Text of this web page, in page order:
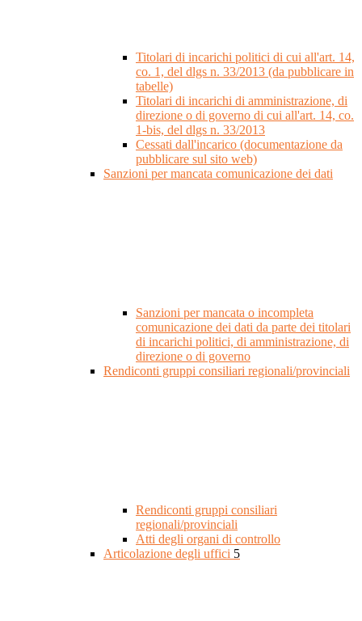
Titolari di incarichi politici di cui all'art. 14,
co. 1, del dlgs n. 33/2013 (da pubblicare in
tabelle)
Titolari di incarichi di amministrazione, di
direzione o di governo di cui all'art. 14, co.
1-bis, del dlgs n. 33/2013
Cessati dall'incarico (documentazione da
pubblicare sul sito web)
Sanzioni per mancata comunicazione dei dati
Sanzioni per mancata o incompleta
comunicazione dei dati da parte dei titolari
di incarichi politici, di amministrazione, di
direzione o di governo
Rendiconti gruppi consiliari regionali/provinciali
Rendiconti gruppi consiliari
regionali/provinciali
Atti degli organi di controllo
Articolazione degli uffici 5